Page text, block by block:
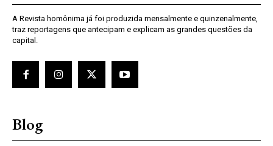
A Revista homônima já foi produzida mensalmente e quinzenalmente,
traz reportagens que antecipam e explicam as grandes questões da
capital.
Blog